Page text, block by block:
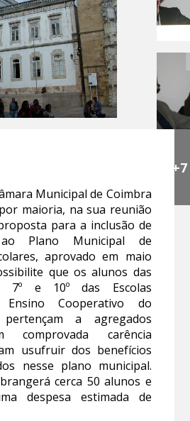
+7
Municipal de Coimbra
maioria, na sua reunião
para a inclusão de
Plano Municipal de
aprovado em maio
que os alunos das
7º e 10º das Escolas
Cooperativo do
a agregados
comprovada carência
usufruir dos benefícios
nesse plano municipal.
cerca 50 alunos e
despesa estimada de